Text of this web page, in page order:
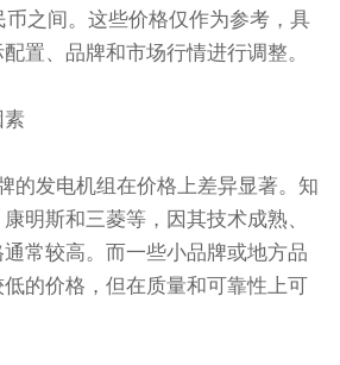
币之间。这些价格仅作为参考，具
置、品牌和市场行情进行调整。
的发电机组在价格上差异显著。知
明斯和三菱等，因其技术成熟、
常较高。而一些小品牌或地方品
的价格，但在质量和可靠性上可